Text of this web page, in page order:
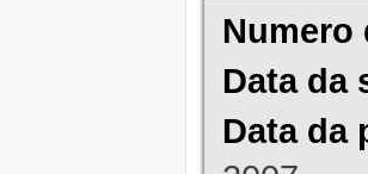
Numero
Data da
Data da